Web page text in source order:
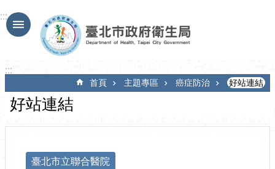
跳到主要內容區塊
:::
:::
首頁 主題專區 癌症防治 好站連結
好站連結
臺北市立聯合醫院